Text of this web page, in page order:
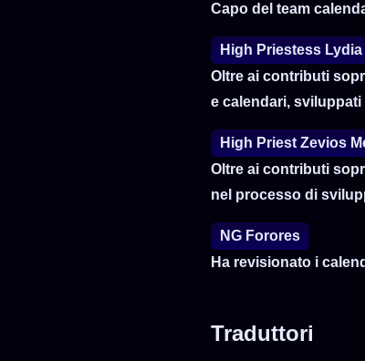
Capo del team
High Priestess Lydia
Oltre ai contributi
e calendari,
High Priest Zevios
Oltre ai contributi
nel processo di
NG Forores
Ha revisionato i
Traduttori